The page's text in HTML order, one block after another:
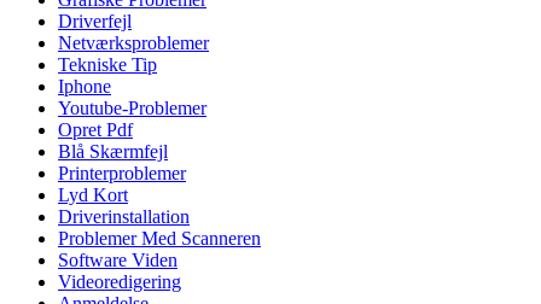
Driverfejl
Netværksproblemer
Tekniske Tip
Iphone
Youtube-Problemer
Opret Pdf
Blå Skærmfejl
Printerproblemer
Lyd Kort
Driverinstallation
Problemer Med Scanneren
Software Viden
Videoredigering